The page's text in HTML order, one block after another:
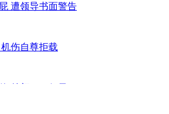
遭领导书面警告
伤自尊拒载
总额2414亿元